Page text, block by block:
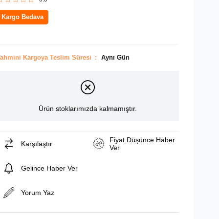
Kargo Bedava
Kargoya Teslim Süresi : Aynı Gün
Ürün stoklarımızda kalmamıştır.
Karşılaştır
Fiyat Düşünce Haber
Ver
Gelince Haber Ver
Yorum Yaz